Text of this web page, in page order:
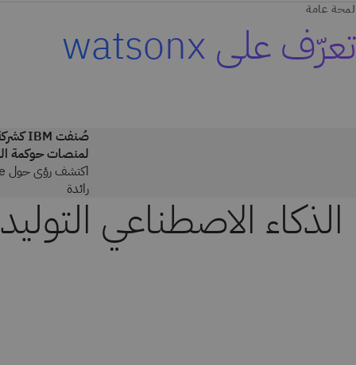
لمحة عامة
تعرّف على watsonx
لمنصات حوكمة
رائدة
الذكاء الاصطناعي